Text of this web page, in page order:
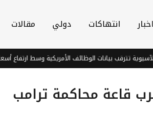
اخبار انتهاكات دولي مقالات
تترقب بيانات الوظائف الأمريكية وسط ارتفاع أسعار النفط
قاعة محاكمة ترامب